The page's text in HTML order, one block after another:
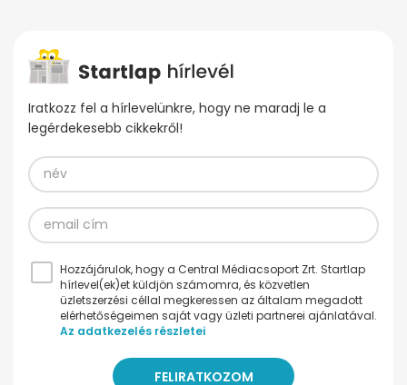
Iratkozz fel a hírlevelünkre, hogy ne maradj le a
legérdekesebb cikkekről!
Hozzájárulok, hogy a Central Médiacsoport Zrt. Startlap
hírlevel(ek)et küldjön számomra, és közvetlen
üzletszerzési céllal megkeressen az általam megadott
elérhetőségeimen saját vagy üzleti partnerei ajánlatával.
Az adatkezelés részletei